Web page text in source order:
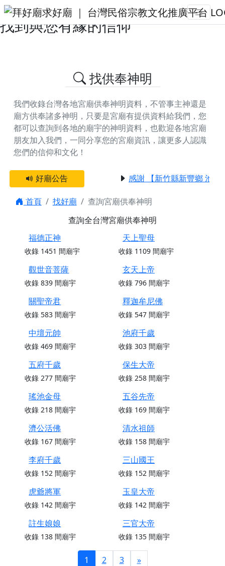
查詢台灣供奉神明 | 拜好廟求好運
找到與您有緣的信仰
找供奉神明
我們收錄台灣各地宮廟供奉神明資料，不管事主神還是
廟方供奉諸多神明，只要是宮廟有提供資料給我們，您
都可以查詢到各地的廟宇的神明資料， 也歡迎各地宮廟
朋友加入我們，一同分享您的宮廟資訊，讓更多人認識
您們的信仰和文化！
好廟公告 感謝 【新竹縣新豐鄉 池和
首頁 找好廟
查詢宮廟供奉神明
查詢全台灣宮廟供奉神明
福德正神
收錄 1451 間廟宇
天上聖母
收錄 1109 間廟宇
觀世音菩薩
收錄839 間廟宇
玄天上帝
收錄 796 間廟宇
關聖帝君
收錄 583 間廟宇
釋迦牟尼佛
收錄 547 間廟宇
中壇元帥
收錄469 間廟宇
池府千歲
收錄 303 間廟宇
五府千歲
收錄277 間廟宇
保生大帝
收錄 258 間廟宇
瑤池金母
收錄218 間廟宇
五谷先帝
收錄 169 間廟宇
濟公活佛
收錄 167 間廟宇
清水祖師
收錄 158 間廟宇
李府千歲
收錄 152 間廟宇
三山國王
收錄 152 間廟宇
虎爺將軍
收錄 142 間廟宇
玉皇大帝
收錄 142 間廟宇
註生娘娘
收錄 138 間廟宇
三官大帝
收錄 135 間廟宇
1 2 3 »